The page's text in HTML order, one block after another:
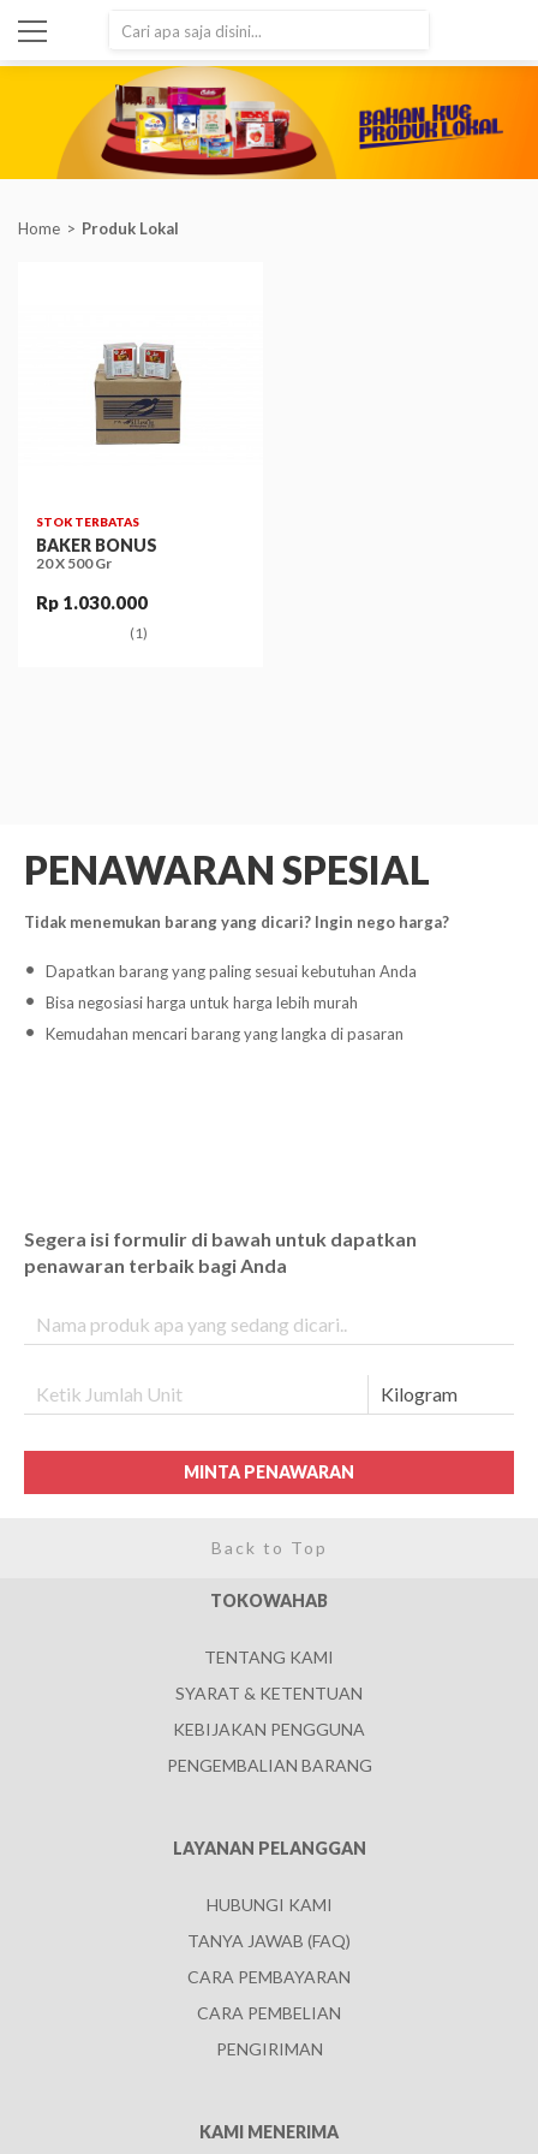
Home Produk Lokal
STOK TERBATAS
BAKER BONUS
20 X 500 Gr
Rp 1.030.000
(1)
PENAWARAN SPESIAL
Tidak menemukan barang yang dicari? Ingin nego harga?
Dapatkan barang yang paling sesuai kebutuhan Anda
Bisa negosiasi harga untuk harga lebih murah
Kemudahan mencari barang yang langka di pasaran
Segera isi formulir di bawah untuk dapatkan
penawaran terbaik bagi Anda
MINTA PENAWARAN
Back to Top
TOKOWAHAB
TENTANG KAMI
SYARAT & KETENTUAN
KEBIJAKAN PENGGUNA
PENGEMBALIAN BARANG
LAYANAN PELANGGAN
HUBUNGI KAMI
TANYA JAWAB (FAQ)
CARA PEMBAYARAN
CARA PEMBELIAN
PENGIRIMAN
KAMI MENERIMA